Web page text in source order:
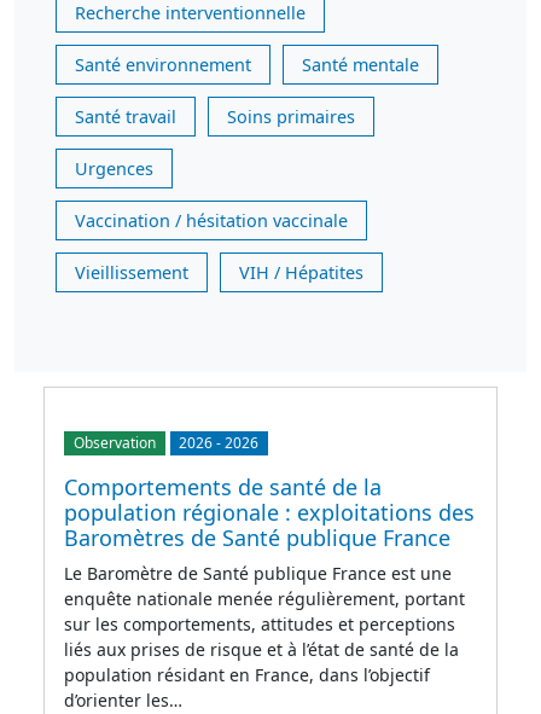
Recherche interventionnelle
Santé environnement Santé mentale
Santé travail Soins primaires
Urgences
Vaccination / hésitation vaccinale
Vieillissement VIH / Hépatites
Observation 2026-2026
Comportements de santé de la
population régionale : exploitations des
Baromètres de Santé publique France
Le Baromètre de Santé publique France est une
enquête nationale menée régulièrement, portant
sur les comportements, attitudes et perceptions
liés aux prises de risque et à l’état de santé de la
population résidant en France, dans l’objectif
d’orienter les…